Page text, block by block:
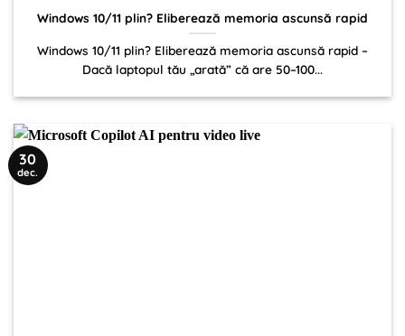
Windows 10/11 plin? Eliberează memoria ascunsă rapid
Windows 10/11 plin? Eliberează memoria ascunsă rapid –
Dacă laptopul tău „arată” că are 50–100...
30
dec.